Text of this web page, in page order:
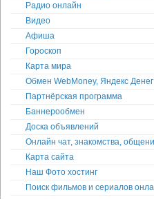
Радио онлайн
Видео
Афиша
Гороскоп
Карта мира
Обмен WebMoney, Яндекс Денег
Партнёрская программа
Баннерообмен
Доска объявлений
Онлайн чат, знакомства,
Карта сайта
Наш Фото хостинг
Поиск фильмов и сериалов